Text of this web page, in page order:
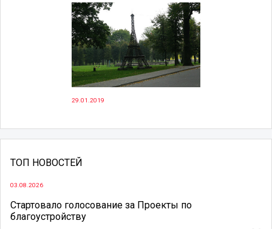
29.01.2019
ТОП НОВОСТЕЙ
03.08.2026
Стартовало голосование за Проекты по
благоустройству